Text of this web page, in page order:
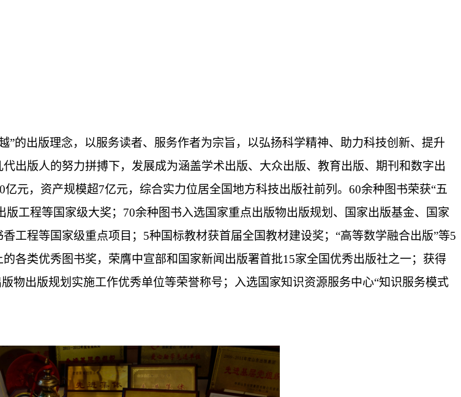
”的出版理念，以服务读者、服务作者为宗旨，以弘扬科学精神、助力科技创新、提升
出版人的努力拼搏下，发展成为涵盖学术出版、大众出版、教育出版、期刊和数字出
元，资产规模超7亿元，综合实力位居全国地方科技出版社前列。60余种图书荣获“五
工程等国家级大奖；70余种图书入选国家重点出版物出版规划、国家出版基金、国家
工程等国家级重点项目；5种国标教材获首届全国教材建设奖；“高等数学融合出版”等5
各类优秀图书奖，荣膺中宣部和国家新闻出版署首批15家全国优秀出版社之一；获得
物出版规划实施工作优秀单位等荣誉称号；入选国家知识资源服务中心“知识服务模式